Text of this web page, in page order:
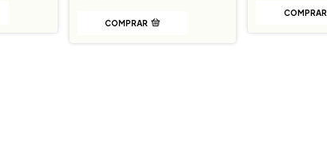
COMPRAR
COMPRAR